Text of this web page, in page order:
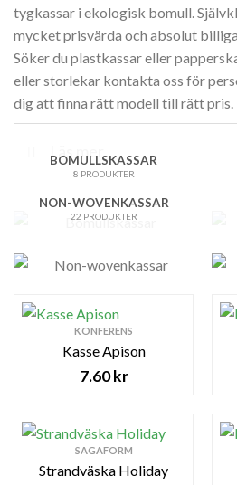
tygkassar i ekologisk bomull.
mycket prisvärda och absolut
Söker du plastkassar eller
eller storlekar kontakta oss för
dig att finna rätt modell till rätt pris.
Läs mer
BOMULLSKASSAR
8 PRODUKTER
NON-WOVENKASSAR
22 PRODUKTER
KONFERENS
Kasse Apison
7.60kr
SAGAFORM
Strandväska Holiday